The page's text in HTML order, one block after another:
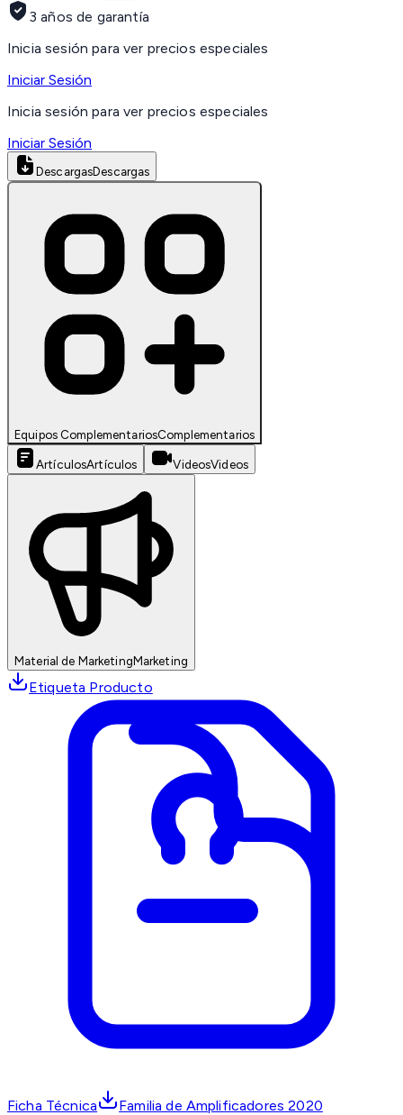
3 años de garantía
Inicia sesión para ver precios especiales
Iniciar Sesión
Inicia sesión para ver precios especiales
Iniciar Sesión
DescargasDescargas
Equipos ComplementariosComplementarios
ArtículosArtículos VideosVideos
Material de MarketingMarketing
Etiqueta Producto
Ficha Técnica Familia de Amplificadores 2020